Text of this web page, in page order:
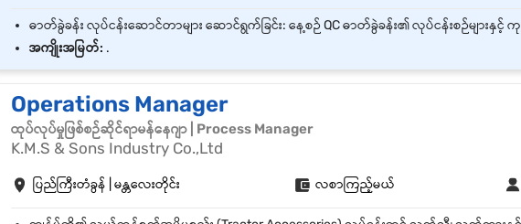
အကျိုးအမြတ်: .
Operations Manager
ထုပ်လုပ်မှုဖြစ်စဉ်ဆိုင်ရာမန်နေဂျာ | Process Manager
K.M.S & Sons Industry Co.,Ltd
ပြည်ကြီးတံခွန် | မန္တလေးတိုင်း လစာကြည့်မယ်